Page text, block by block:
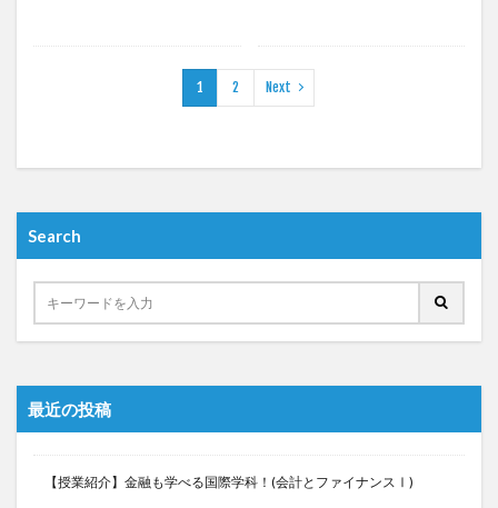
1 2 Next
Search
最近の投稿
【授業紹介】金融も学べる国際学科！(会計とファイナンスⅠ)
検索